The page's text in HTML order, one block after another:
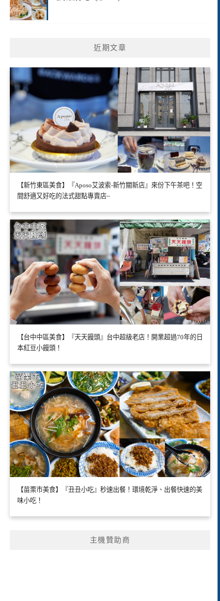
近期文章
【新竹東區美食】『Aposo艾波索-新竹關新店』來份下午茶吧！空
間舒適又好吃的法式甜點專賣店~
【台中中區美食】『天天饅頭』台中超級老店！開業超過70年的日
本紅豆小饅頭！
【苗栗市美食】『丑丑小吃』秒速出餐！環境乾淨、出餐快速的美
味小吃！
主機贊助商